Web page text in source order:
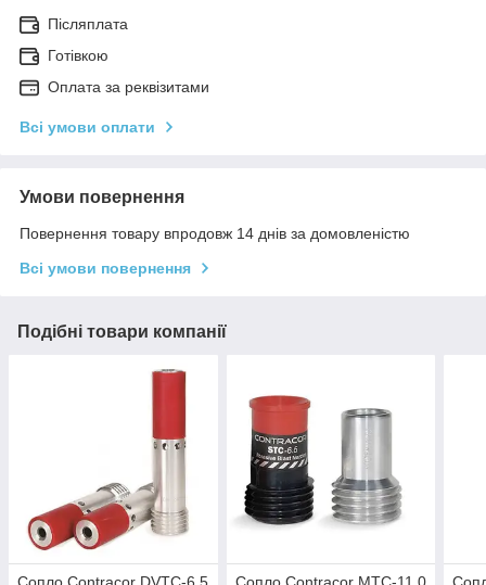
Післяплата
Готівкою
Оплата за реквізитами
Всі умови оплати
Умови повернення
Повернення товару впродовж 14 днів за домовленістю
Всі умови повернення
Подібні товари компанії